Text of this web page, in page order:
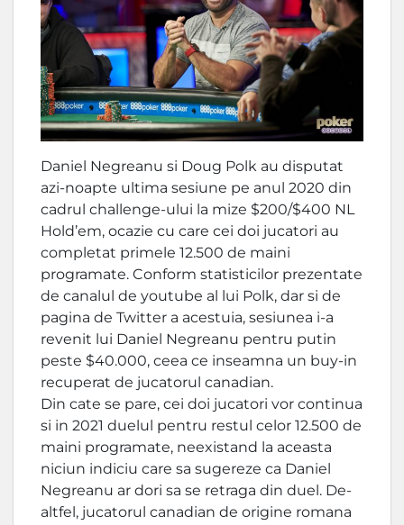
Daniel Negreanu si Doug Polk au disputat
azi-noapte ultima sesiune pe anul 2020 din
cadrul challenge-ului la mize $200/$400 NL
Hold’em, ocazie cu care cei doi jucatori au
completat primele 12.500 de maini
programate. Conform statisticilor prezentate
de canalul de youtube al lui Polk, dar si de
pagina de Twitter a acestuia, sesiunea i-a
revenit lui Daniel Negreanu pentru putin
peste $40.000, ceea ce inseamna un buy-in
recuperat de jucatorul canadian.
Din cate se pare, cei doi jucatori vor continua
si in 2021 duelul pentru restul celor 12.500 de
maini programate, neexistand la aceasta
niciun indiciu care sa sugereze ca Daniel
Negreanu ar dori sa se retraga din duel. De-
altfel, jucatorul canadian de origine romana